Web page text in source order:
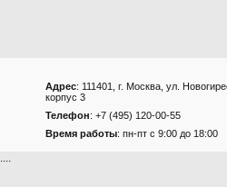
Адрес: 111401, г. Москва, ул.
корпус 3
Телефон: +7 (495) 120-00-55
Время работы: пн-пт с 9:00 до 18:00
....